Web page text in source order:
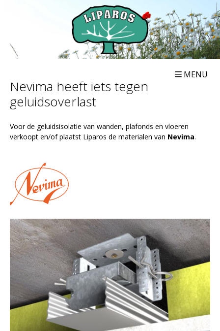
MENU
Nevima heeft iets tegen
geluidsoverlast
Voor de geluidsisolatie van wanden, plafonds en vloeren
verkoopt en/of plaatst Liparos de materialen van Nevima.